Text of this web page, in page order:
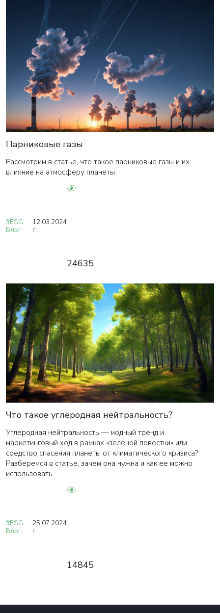
Парниковые газы
Рассмотрим в статье, что такое парниковые газы и их
влияние на атмосферу планеты
#ESG
Блог
12.03.2024
г.
24635
Что такое углеродная нейтральность?
Углеродная нейтральность — модный тренд и
маркетинговый ход в рамках «зеленой повестки» или
средство спасения планеты от климатического кризиса?
Разберемся в статье, зачем она нужна и как ее можно
использовать.
#ESG
Блог
25.07.2024
г.
14845